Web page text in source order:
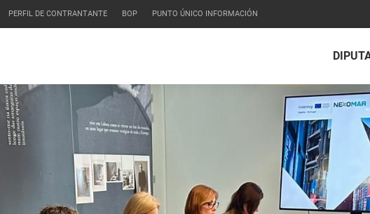
PERFIL DE CONTRANTANTE BOP PUNTO ÚNICO INFORMACIÓN